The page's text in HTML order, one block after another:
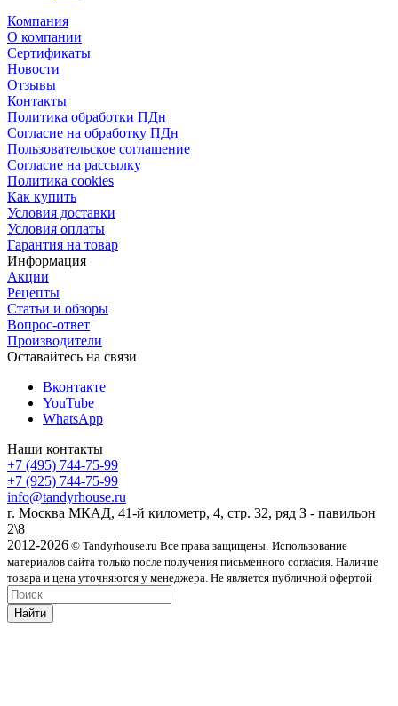
Компания
О компании
Сертификаты
Новости
Отзывы
Контакты
Политика обработки ПДн
Согласие на обработку ПДн
Пользовательское соглашение
Согласие на рассылку
Политика cookies
Как купить
Условия доставки
Условия оплаты
Гарантия на товар
Информация
Акции
Рецепты
Статьи и обзоры
Вопрос-ответ
Производители
Оставайтесь на связи
Вконтакте
YouTube
WhatsApp
Наши контакты
+7 (495) 744-75-99
+7 (925) 744-75-99
info@tandyrhouse.ru
г. Москва МКАД, 41-й километр, 4, стр. 32, ряд З - павильон
2\8
2012-2026 © Tandyrhouse.ru Все права защищены. Использование
материалов сайта только после получения письменного согласия. Наличие
товара и цена уточняются у менеджера. Не является публичной офертой
Найти